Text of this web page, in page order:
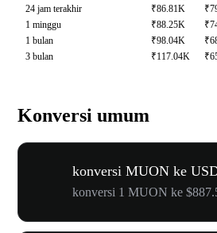
24 jam terakhir
₹86.81K
1 minggu
₹88.25K
1 bulan
₹98.04K
3 bulan
₹117.04K
Konversi umum
konversi MUON ke
konversi 1 MUON ke